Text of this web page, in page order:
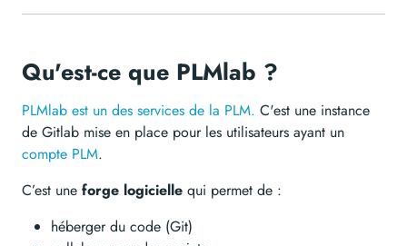
Qu'est-ce que PLMlab ?
PLMlab est un des services de la PLM. C'est une instance
de Gitlab mise en place pour les utilisateurs ayant un
compte PLM.
C’est une forge logicielle qui permet de :
héberger du code (Git)